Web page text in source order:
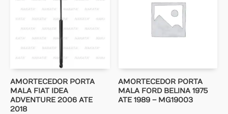
AMORTECEDOR PORTA
MALA FIAT IDEA
ADVENTURE 2006 ATE
2018
AMORTECEDOR PORTA
MALA FORD BELINA 1975
ATE 1989 – MG19003